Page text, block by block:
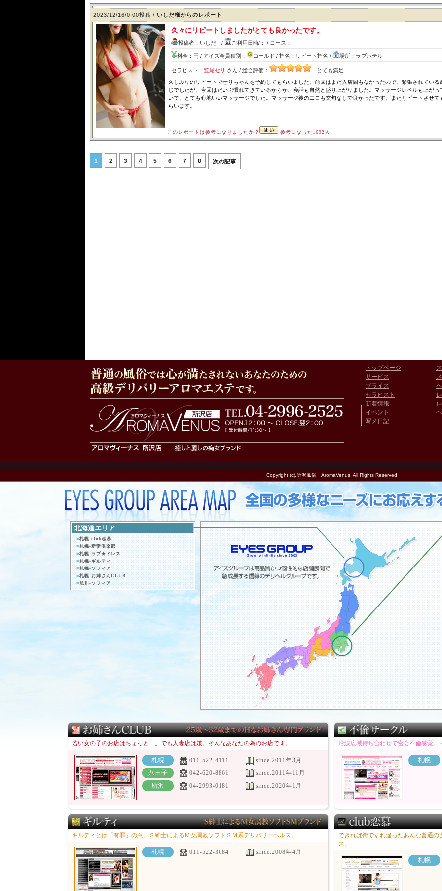
2023/12/16/0:00投稿 / いしだ様からのレポート
久々にリピートしましたがとても良かったです。
投稿者：いしだ / ご利用日時/： / コース：
料金：円 / アイズ会員種別： ゴールド / 指名：リピート指名 / 場所：ラブホテル
セラピスト： 鷲尾セリ さん / 総合評価：
とても満足
久しぶりのリピートでせりちゃんを予約してもらいました。前回はまだ入店間もなかったので、緊張されている
じでしたが、今回はだいぶ慣れてきているからか、会話も自然と盛り上がりました。マッサージレベルも上がっ
いて、とても心地いいマッサージでした。マッサージ後のエロも文句なしで良かったです。またリピートさせて
らいます。
このレポートは参考になりましたか？ 参考になった1692人
1 2 3 4 5 6 7 8 次の記事
トップページ
サービス
プライス
セラピスト
新着情報
イベント
写メ日記
Copyright (c),所沢風俗 AromaVenus. All Rights Reserved